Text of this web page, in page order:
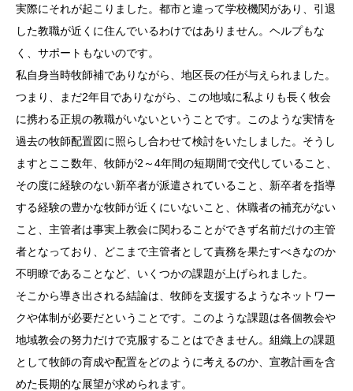
実際にそれが起こりました。都市と違って学校機関があり、引退
した教職が近くに住んでいるわけではありません。ヘルプもな
く、サポートもないのです。
私自身当時牧師補でありながら、地区長の任が与えられました。
つまり、まだ2年目でありながら、この地域に私よりも長く牧会
に携わる正規の教職がいないということです。このような実情を
過去の牧師配置図に照らし合わせて検討をいたしました。そうし
ますとここ数年、牧師が2～4年間の短期間で交代していること、
その度に経験のない新卒者が派遣されていること、新卒者を指導
する経験の豊かな牧師が近くにいないこと、休職者の補充がない
こと、主管者は事実上教会に関わることができず名前だけの主管
者となっており、どこまで主管者として責務を果たすべきなのか
不明瞭であることなど、いくつかの課題が上げられました。
そこから導き出される結論は、牧師を支援するようなネットワー
クや体制が必要だということです。このような課題は各個教会や
地域教会の努力だけで克服することはできません。組織上の課題
として牧師の育成や配置をどのように考えるのか、宣教計画を含
めた長期的な展望が求められます。